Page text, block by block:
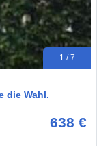
1 / 7
die Wahl.
638 €